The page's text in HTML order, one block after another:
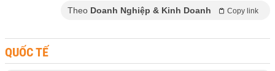
Theo Doanh Nghiệp & Kinh Doanh Copy link
QUỐC TẾ